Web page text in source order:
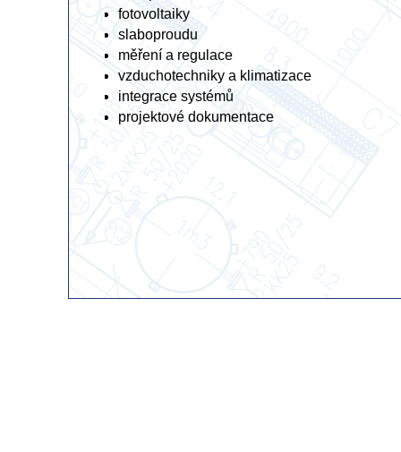
fotovoltaiky
slaboproudu
měření a regulace
vzduchotechniky a klimatizace
integrace systémů
projektové dokumentace